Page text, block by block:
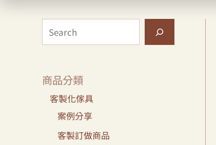
商品分類
客製化傢具
案例分享
客製訂做商品